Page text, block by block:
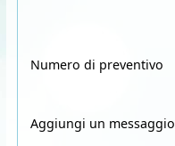
Numero di preventivo
Aggiungi un messaggio